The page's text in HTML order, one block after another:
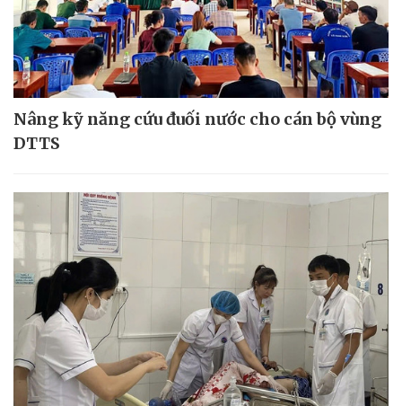
Nâng kỹ năng cứu đuối nước cho cán bộ vùng
DTTS